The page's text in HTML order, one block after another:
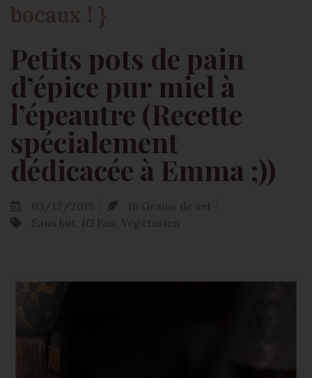
bocaux ! }
Petits pots de pain
d’épice pur miel à
l’épeautre (Recette
spécialement
dédicacée à Emma ;))
03/12/2015
18 Grains de sel
Sans lait, IG Bas, Végétarien